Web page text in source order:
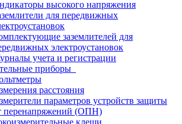
высокого напряжения
для передвижных
заземлителей для
электроустановок
учета и регистрации
приборы
расстояния
параметров устройств защиты
перенапряжений (ОПН)
клещи